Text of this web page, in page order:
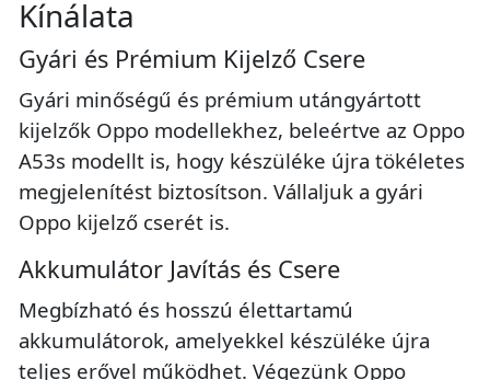
Kínálata
Gyári és Prémium Kijelző Csere
Gyári minőségű és prémium utángyártott
kijelzők Oppo modellekhez, beleértve az Oppo
A53s modellt is, hogy készüléke újra tökéletes
megjelenítést biztosítson. Vállaljuk a gyári
Oppo kijelző cserét is.
Akkumulátor Javítás és Csere
Megbízható és hosszú élettartamú
akkumulátorok, amelyekkel készüléke újra
teljes erővel működhet. Végezünk Oppo